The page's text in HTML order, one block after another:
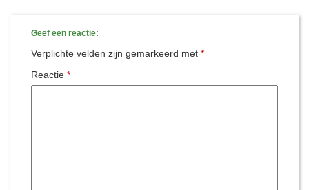
Geef een reactie:
Verplichte velden zijn gemarkeerd met *
Reactie *